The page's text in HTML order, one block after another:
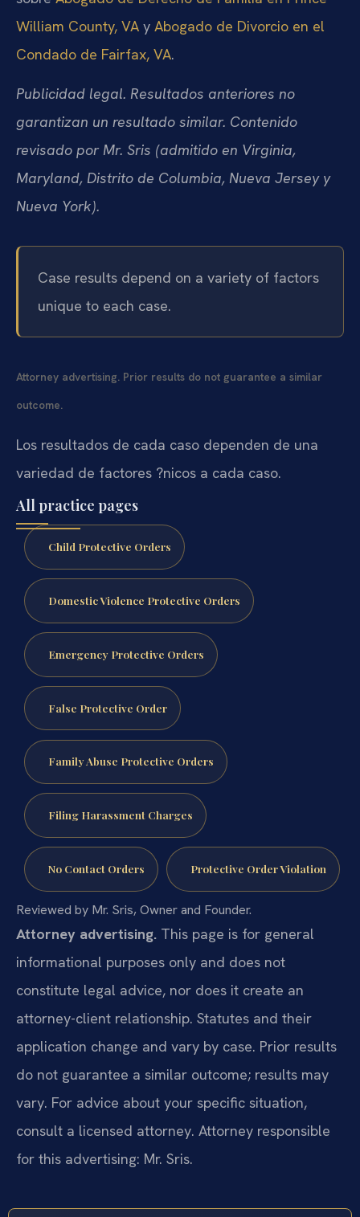
William County, VA y Abogado de Divorcio en el
Condado de Fairfax, VA.
Publicidad legal. Resultados anteriores no
garantizan un resultado similar. Contenido
revisado por Mr. Sris (admitido en Virginia,
Maryland, Distrito de Columbia, Nueva Jersey y
Nueva York).
Case results depend on a variety of factors
unique to each case.
Attorney advertising. Prior results do not guarantee a similar
outcome.
Los resultados de cada caso dependen de una
variedad de factores ?nicos a cada caso.
All practice pages
Child Protective Orders
Domestic Violence Protective Orders
Emergency Protective Orders
False Protective Order
Family Abuse Protective Orders
Filing Harassment Charges
No Contact Orders Protective Order Violation
Reviewed by Mr. Sris, Owner and Founder.
Attorney advertising. This page is for general
informational purposes only and does not
constitute legal advice, nor does it create an
attorney-client relationship. Statutes and their
application change and vary by case. Prior results
do not guarantee a similar outcome; results may
vary. For advice about your specific situation,
consult a licensed attorney. Attorney responsible
for this advertising: Mr. Sris.